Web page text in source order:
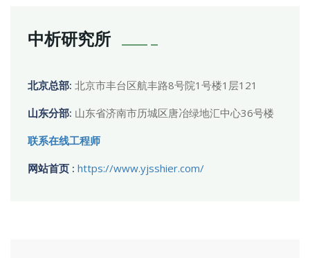
中析研究所
北京总部: 北京市丰台区航丰路8号院1号楼1层121
山东分部: 山东省济南市历城区唐冶绿地汇中心36号楼
联系在线工程师
网站首页 : https://www.yjsshier.com/